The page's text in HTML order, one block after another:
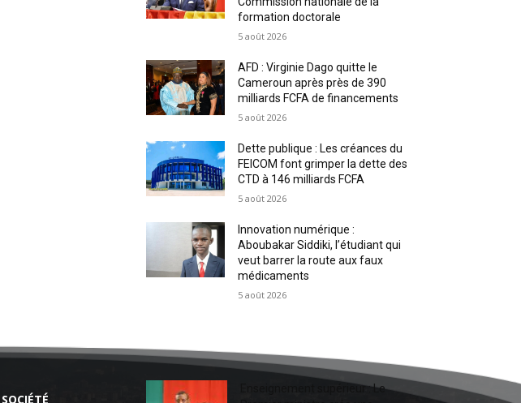
formation doctorale
5 août 2026
AFD : Virginie Dago quitte le
Cameroun après près de 390
milliards FCFA de financements
5 août 2026
Dette publique : Les créances du
FEICOM font grimper la dette des
CTD à 146 milliards FCFA
5 août 2026
Innovation numérique :
Aboubakar Siddiki, l’étudiant qui
veut barrer la route aux faux
médicaments
5 août 2026
Enseignement supérieur : Le